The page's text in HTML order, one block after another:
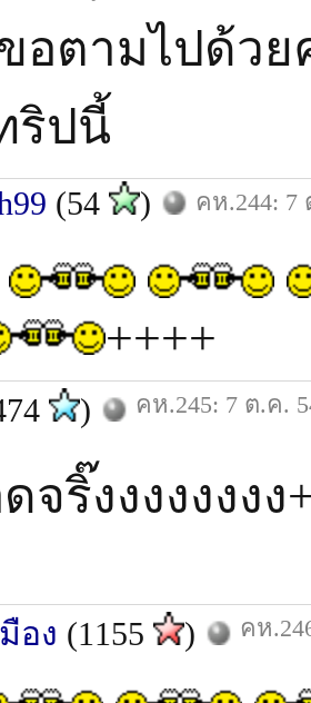
อตามไปด้วย
ริปนี้
(54 ) คห.244: 7
++++
) คห.245: 7 ต.ค.
จริ๊งงงงงงงง
อง (1155 ) คห